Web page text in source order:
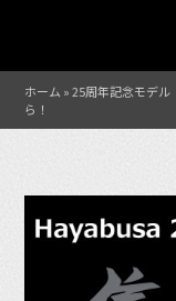
ホーム »25周年記念モデル
ら！